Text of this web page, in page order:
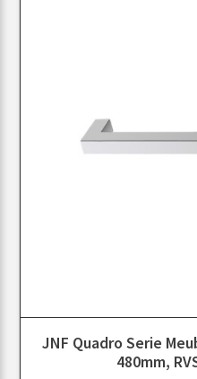
JNF Quadro Serie
480mm,